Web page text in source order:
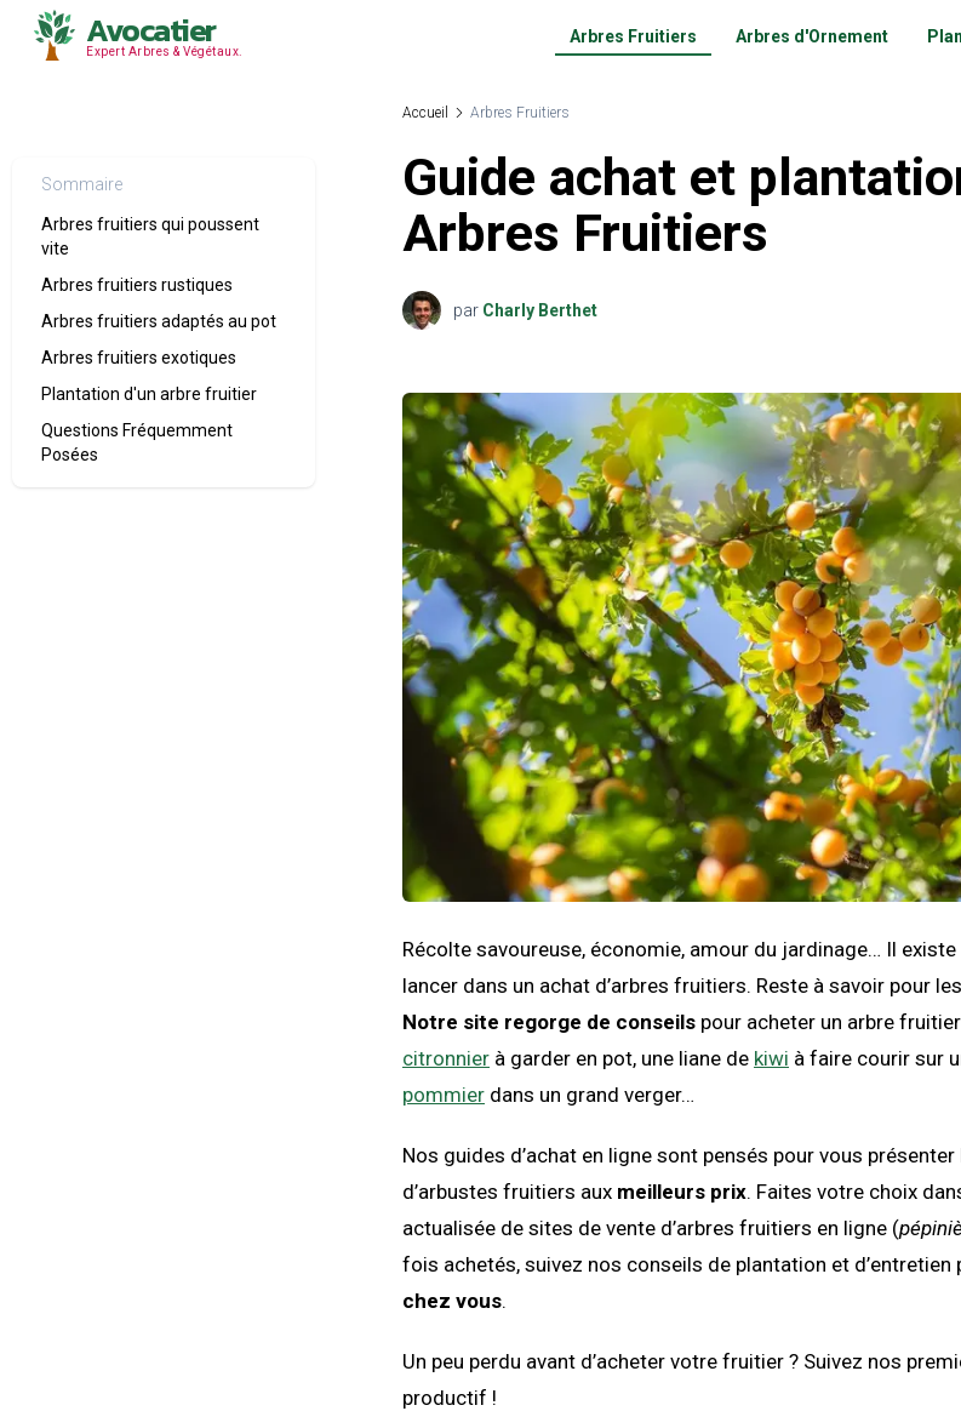
Avocatier
Expert Arbres & Végétaux.
Arbres Fruitiers Arbres d'Ornement
Sommaire
Arbres fruitiers qui poussent
vite
Arbres fruitiers rustiques
Arbres fruitiers adaptés au pot
Arbres fruitiers exotiques
Plantation d'un arbre fruitier
Questions Fréquemment
Posées
Accueil Arbres Fruitiers
Guide achat et
Arbres Fruitiers
par Charly Berthet
Récolte savoureuse, économie, amour du jardinage… Il
lancer dans un achat d’arbres fruitiers. Reste à savoir pour
Notre site regorge de conseils pour acheter un arbre
citronnier à garder en pot, une liane de kiwi à faire courir sur
pommier dans un grand verger…
Nos guides d’achat en ligne sont pensés pour vous présenter
d’arbustes fruitiers aux meilleurs prix. Faites votre choix
actualisée de sites de vente d’arbres fruitiers en ligne (
fois achetés, suivez nos conseils de plantation et d’entretien
chez vous.
Un peu perdu avant d’acheter votre fruitier ? Suivez nos
productif !